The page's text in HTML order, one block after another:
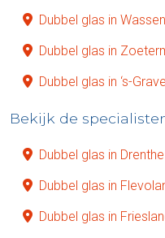
Dubbel glas in
Dubbel glas in
Dubbel glas in ‘s-
Bekijk de
Dubbel glas in Drenthe
Dubbel glas in
Dubbel glas in